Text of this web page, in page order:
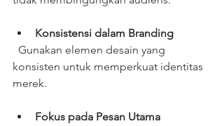
Konsistensi dalam Branding
konsisten untuk memperkuat identitas
merek.
Fokus pada Pesan Utama